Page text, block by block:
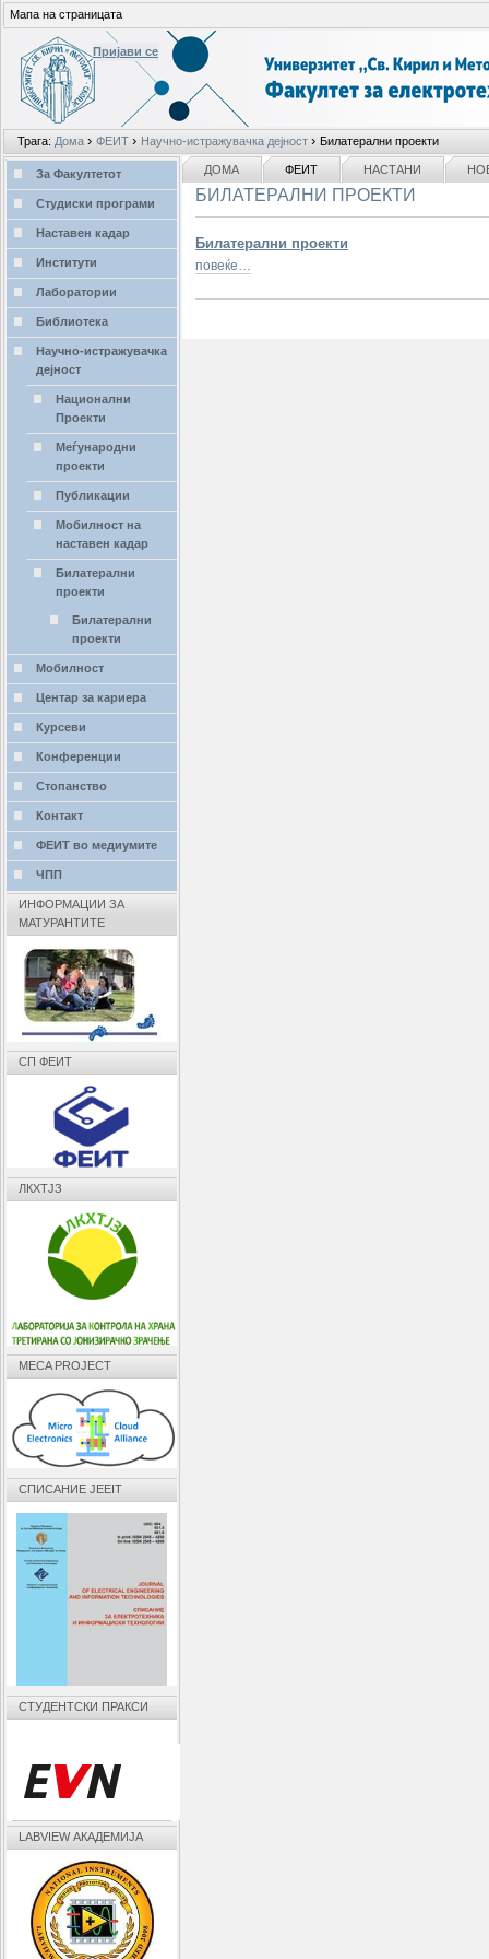
Лични
алати
Пријави се
Трага: Дома › ФЕИТ › Научно-истражувачка дејност › Билатерални проекти
Мапа на страницата
делови
ДОМА ФЕИТ НАСТАНИ
БИЛАТЕРАЛНИ ПРОЕКТИ
Билатерални проекти
повеќе…
NAVIGATION
За Факултетот
Студиски програми
Наставен кадар
Институти
Лаборатории
Библиотека
Научно-истражувачка
дејност
Национални
Проекти
Меѓународни
проекти
Публикации
Мобилност на
наставен кадар
Билатерални
проекти
Билатерални
проекти
Мобилност
Центар за кариера
Курсеви
Конференции
Стопанство
Контакт
ФЕИТ во медиумите
ЧПП
ИНФОРМАЦИИ ЗА
МАТУРАНТИТЕ
СП ФЕИТ
ЛКХТЈЗ
MECA PROJECT
СПИСАНИЕ JEEIT
СТУДЕНТСКИ ПРАКСИ
LABVIEW АКАДЕМИЈА